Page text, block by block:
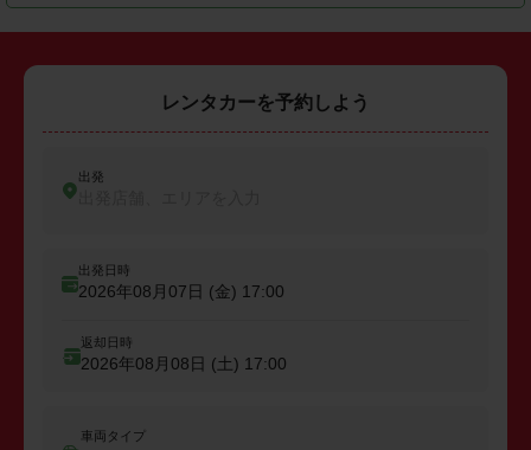
レンタカーを予約しよう
出発
出発日時
2026年08月07日 (金) 17:00
返却日時
2026年08月08日 (土) 17:00
車両タイプ